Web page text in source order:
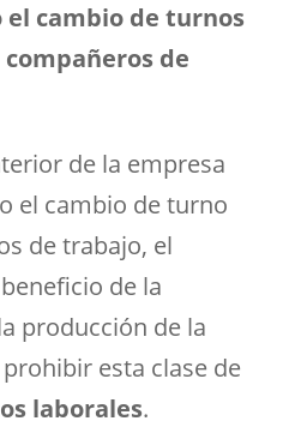
el cambio de turnos
de
de la empresa
el cambio de turno
de trabajo, el
de la
producción de la
esta clase de
laborales.